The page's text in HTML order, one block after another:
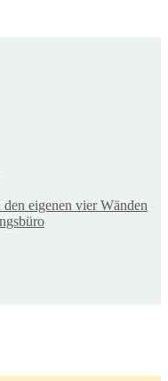
Eberswalde
280
eigenen vier Wänden